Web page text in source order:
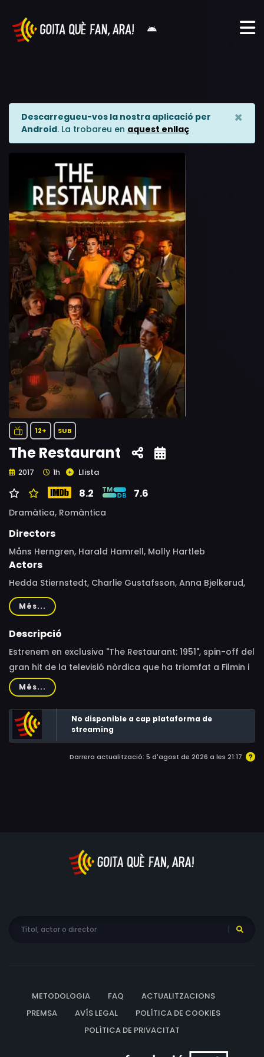
Descarregueu-vos la nostra aplicació per
Android. La trobareu en aquest enllaç
×
12+ SUB
The Restaurant
2017 1h Llista
8.2 7.6
Dramàtica, Romàntica
Directors
Måns Herngren, Harald Hamrell, Molly Hartleb
Actors
Hedda Stiernstedt, Charlie Gustafsson, Anna Bjelkerud,
Adam Lundgren, Josefin Neldén, Suzanne Reuter, Peter
Dalle, Malin Persson, Tage Sallander, Rasmus Troedsson,
Hannes Fohlin, Mattias Fransson, Saga Samuelsson,
Més...
Descripció
Estrenem en exclusiva "The Restaurant: 1951", spin-off del
gran hit de la televisió nòrdica que ha triomfat a Filmin i
ha conquistat el cor de tot Europa. Una minisèrie de
quatre episodis que ens retorna a l'estiu en el qual els
personatges de Nina i Calle van retrobar el seu amor en
els bells paisatges de l'arxipèlag suec. "The Restaurant:
1951" comença just quan acaben els esdeveniments de
la primera temporada i ens explica l'estiu de 1951 que
destí, ara està casada amb un altre home i té dos
preciosos fills. Calle també ha refet la seva vida, però
ho pot tot? O potser ho destrueix?
Més...
No disponible a cap plataforma de
streaming
Darrera actualització: 5 d'agost de 2026 a les 21:17
METODOLOGIA FAQ
ACTUALITZACIONS
PREMSA
AVÍS LEGAL
POLÍTICA DE COOKIES
POLÍTICA DE PRIVACITAT